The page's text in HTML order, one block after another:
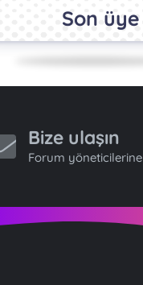
Son üye
Bize ulaşın
Forum